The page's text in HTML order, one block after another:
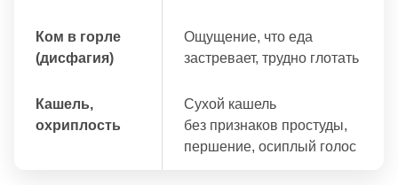
Ком в горле
(дисфагия)
Ощущение, что еда
застревает, трудно глотать
Кашель,
охриплость
Сухой кашель
без признаков простуды,
першение, осиплый голос